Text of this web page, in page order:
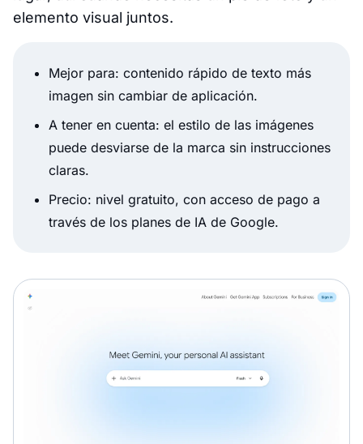
elemento visual juntos.
Mejor para: contenido rápido de texto más
imagen sin cambiar de aplicación.
A tener en cuenta: el estilo de las imágenes
puede desviarse de la marca sin instrucciones
claras.
Precio: nivel gratuito, con acceso de pago a
través de los planes de IA de Google.